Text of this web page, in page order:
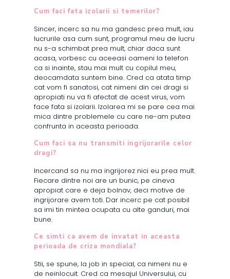
Cum faci fata izolarii si temerilor?
Sincer, incerc sa nu ma gandesc prea mult, iau
lucrurile asa cum sunt, programul meu de lucru
nu s-a schimbat prea mult, chiar daca sunt
acasa, vorbesc cu aceeasi oameni la telefon
ca si inainte, stau mai mult cu copilul meu,
deocamdata suntem bine. Cred ca atata timp
cat vom fi sanatosi, cat nimeni din cei dragi si
apropiati nu va fi afectat de acest virus, vom
face fata si izolarii. Izolarea mi se pare cea mai
mica dintre problemele cu care ne-am putea
confrunta in aceasta perioada.
Cum faci sa nu transmiti ingrijorarile celor
dragi?
Incercand sa nu ma ingrijorez nici eu prea mult.
Fiecare dintre noi are un bunic, pe cineva
apropiat care e deja bolnav, deci motive de
ingrijorare avem toti. Dar incerc pe cat posibil
sa imi tin mintea ocupata cu alte ganduri, mai
bune.
Ce simti ca avem de invatat in aceasta
perioada de criza mondiala?
Stii, se spune, la job in special, ca nimeni nu e
de neinlocuit. Cred ca mesajul Universului, cu